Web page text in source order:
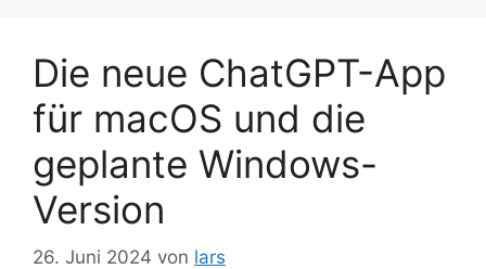
Die neue ChatGPT-App
für macOS und die
geplante Windows-
Version
26. Juni 2024 von lars